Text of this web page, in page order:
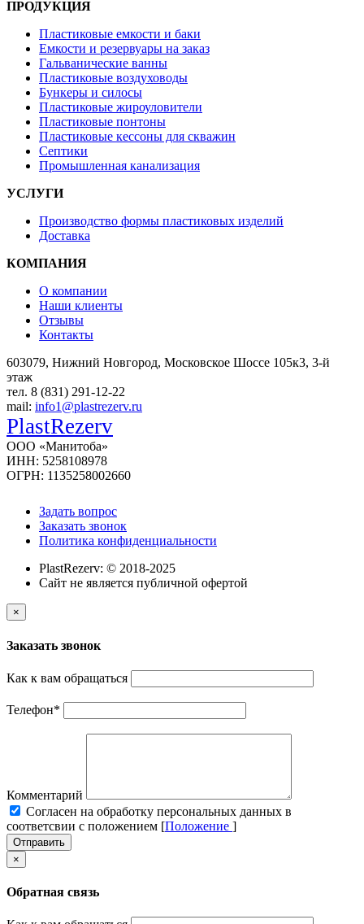
ПРОДУКЦИЯ
Пластиковые емкости и баки
Емкости и резервуары на заказ
Гальванические ванны
Пластиковые воздуховоды
Бункеры и силосы
Пластиковые жироуловители
Пластиковые понтоны
Пластиковые кессоны для скважин
Септики
Промышленная канализация
УСЛУГИ
Производство формы пластиковых изделий
Доставка
КОМПАНИЯ
О компании
Наши клиенты
Отзывы
Контакты
603079, Нижний Новгород, Московское Шоссе 105к3, 3-й
этаж
тел. 8 (831) 291-12-22
mail: info1@plastrezerv.ru
PlastRezerv
ООО «Манитоба»
ИНН: 5258108978
ОГРН: 1135258002660
Задать вопрос
Заказать звонок
Политика конфиденциальности
PlastRezerv: © 2018-2025
Cайт не является публичной офертой
×
Заказать звонок
Как к вам обращаться
Телефон*
Комментарий
Cогласен на обработку персональных данных в
соответсвии с положением [Положение ]
Отправить
×
Обратная связь